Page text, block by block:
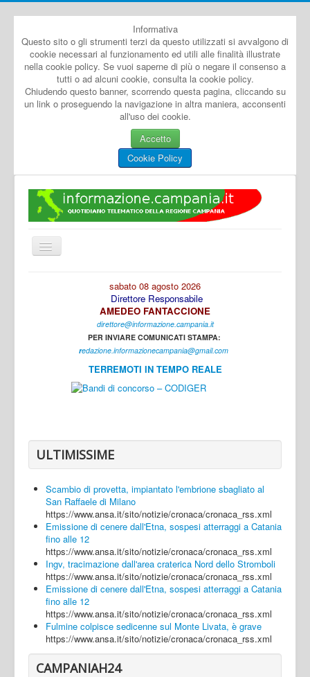
Informativa
Questo sito o gli strumenti terzi da questo utilizzati si avvalgono di
cookie necessari al funzionamento ed utili alle finalità illustrate
nella cookie policy. Se vuoi saperne di più o negare il consenso a
tutti o ad alcuni cookie, consulta la cookie policy.
Chiudendo questo banner, scorrendo questa pagina, cliccando su
un link o proseguendo la navigazione in altra maniera, acconsenti
all'uso dei cookie.
Accetto
Cookie Policy
Cambia
navigazione
Caserta
Napoli
Salerno
Login
sabato 08 agosto 2026
Direttore Responsabile
AMEDEO FANTACCIONE
direttore@informazione.campania.it
PER INVIARE COMUNICATI STAMPA:
redazione.informazionecampania@gmail.com
TERREMOTI IN TEMPO REALE
ULTIMISSIME
Scambio di provetta, impiantato l'embrione sbagliato al
San Raffaele di Milano
https://www.ansa.it/sito/notizie/cronaca/cronaca_rss.xml
Emissione di cenere dall'Etna, sospesi atterraggi a Catania
fino alle 12
https://www.ansa.it/sito/notizie/cronaca/cronaca_rss.xml
Ingv, tracimazione dall'area craterica Nord dello Stromboli
https://www.ansa.it/sito/notizie/cronaca/cronaca_rss.xml
Emissione di cenere dall'Etna, sospesi atterraggi a Catania
fino alle 12
https://www.ansa.it/sito/notizie/cronaca/cronaca_rss.xml
Fulmine colpisce sedicenne sul Monte Livata, è grave
https://www.ansa.it/sito/notizie/cronaca/cronaca_rss.xml
CAMPANIAH24